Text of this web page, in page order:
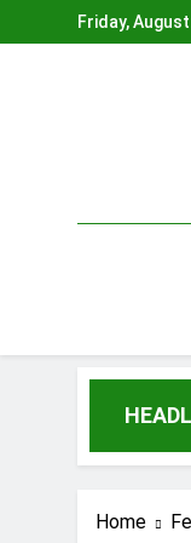
to
Friday,
Home